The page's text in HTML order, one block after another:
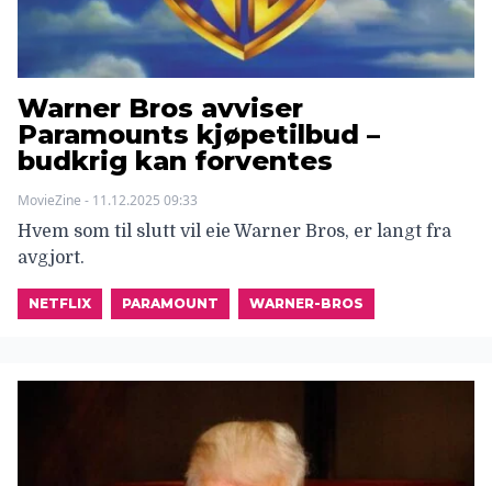
Warner Bros avviser
Paramounts kjøpetilbud –
budkrig kan forventes
MovieZine - 11.12.2025 09:33
Hvem som til slutt vil eie Warner Bros, er langt fra
avgjort.
NETFLIX PARAMOUNT WARNER-BROS